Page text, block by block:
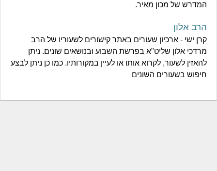
המדרש של מכון מאיר.
הרב אלון
קרן ישי - ארכיון שעורים באתר קישורים לשעוריו של הרב
מרדכי אלון שליט"א בפרשת השבוע ובנושאים שונים. ניתן
להאזין לשעור, לקרוא אותו או לעיין במקורותיו. כמו כן ניתן לבצע
חיפוש בשעורים השונים